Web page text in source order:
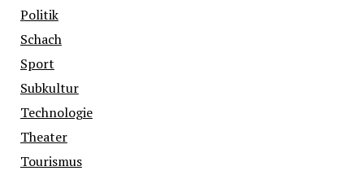
Politik
Schach
Sport
Subkultur
Technologie
Theater
Tourismus